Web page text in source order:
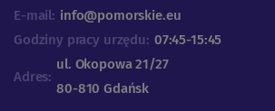
E-mail: info@pomorskie.eu
Godziny pracy urzędu: 07:45-15:45
Adres:
ul. Okopowa 21/27
80-810 Gdańsk